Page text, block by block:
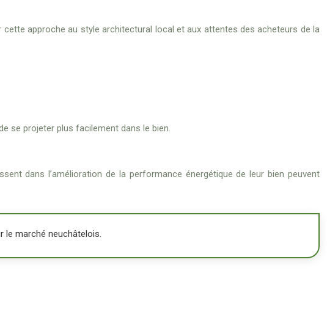
approche au style architectural local et aux attentes des acheteurs de la
se projeter plus facilement dans le bien.
dans l’amélioration de la performance énergétique de leur bien peuvent
le marché neuchâtelois.